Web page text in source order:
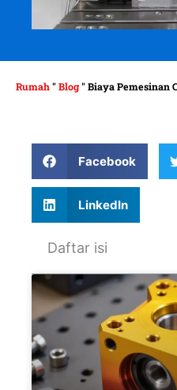
Rumah "Blog"Biaya Pemesinan
Facebook
LinkedIn
Daftar isi